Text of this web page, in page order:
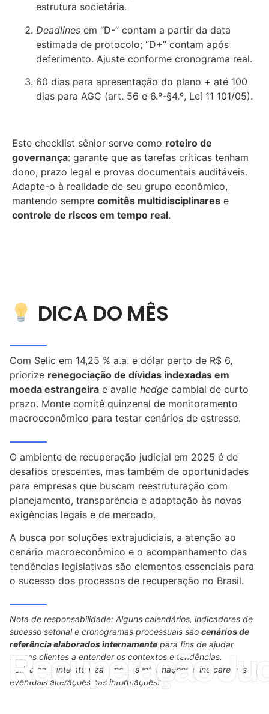
estrutura societária.
Deadlines em “D-” contam a partir da data
estimada de protocolo; “D+” contam após
deferimento. Ajuste conforme cronograma real.
60 dias para apresentação do plano + até 100
dias para AGC (art. 56 e 6.º-§4.º, Lei 11 101/05).
Este checklist sênior serve como roteiro de
governança: garante que as tarefas críticas tenham
dono, prazo legal e provas documentais auditáveis.
Adapte-o à realidade de seu grupo econômico,
mantendo sempre comitês multidisciplinares e
controle de riscos em tempo real.
DICA DO MÊS
Com Selic em 14,25 % a.a. e dólar perto de R$ 6,
priorize renegociação de dívidas indexadas em
moeda estrangeira e avalie hedge cambial de curto
prazo. Monte comitê quinzenal de monitoramento
macroeconômico para testar cenários de estresse.
O ambiente de recuperação judicial em 2025 é de
desafios crescentes, mas também de oportunidades
para empresas que buscam reestruturação com
planejamento, transparência e adaptação às novas
exigências legais e de mercado.
A busca por soluções extrajudiciais, a atenção ao
cenário macroeconômico e o acompanhamento das
tendências legislativas são elementos essenciais para
o sucesso dos processos de recuperação no Brasil.
Nota de responsabilidade: Alguns calendários, indicadores de
sucesso setorial e cronogramas processuais são cenários de
referência elaborados internamente para fins de ajudar
nossos clientes a entender os contextos e tendências.
Periodicamente atualizaremos as informações e indicaremos
eventuais alterações nas informações.”
Recuperação